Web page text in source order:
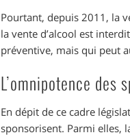
Pourtant, depuis 2011, la
la vente d’alcool est
préventive, mais qui peut
L’omnipotence des
En dépit de ce cadre
sponsorisent. Parmi elles,